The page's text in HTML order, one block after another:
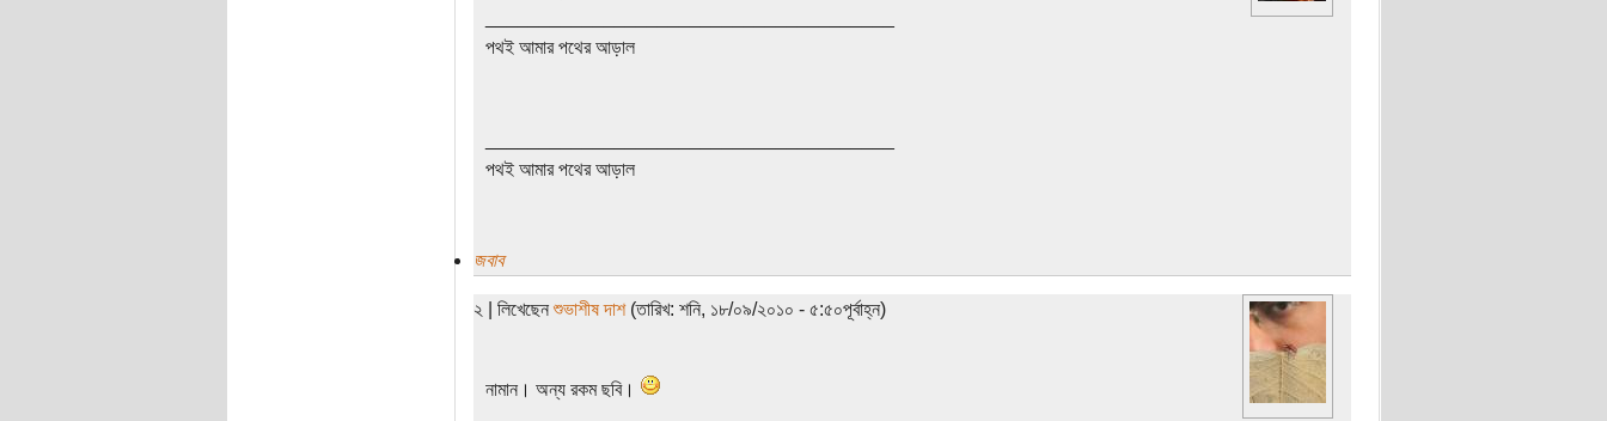
পথই আমার পথের আড়াল
পথই আমার পথের আড়াল
জবাব
২ | লিখেছেনশুভাশীষ দাশ(তারিখ: শনি, ১৮/০৯/২০১০ - ৫:৫০পূর্বাহ্ন)
নামান। অন্য রকম ছবি।